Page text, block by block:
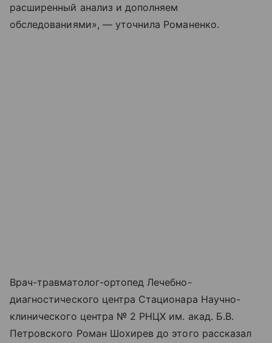
расширенный анализ и дополняем
обследованиями», — уточнила Романенко.
Врач-травматолог-ортопед Лечебно-
диагностического центра Стационара Научно-
клинического центра № 2 РНЦХ им. акад. Б.В.
Петровского Роман Шохирев до этого рассказал